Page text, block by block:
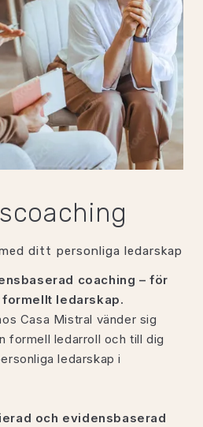
ditt personliga ledarskap
coaching – för
ledarskap.
Casa Mistral vänder sig
formell ledarroll och till dig
ledarskap i
och evidensbaserad